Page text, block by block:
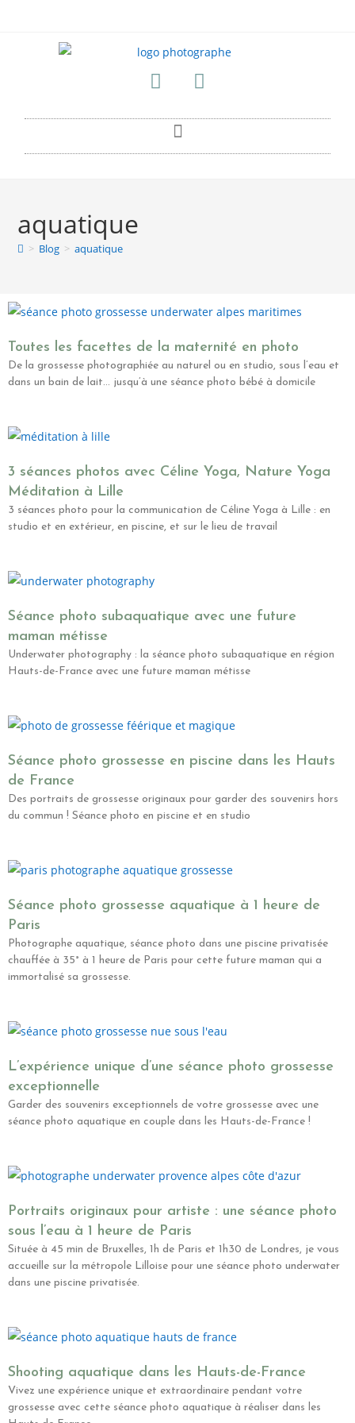
aquatique
> Blog > aquatique
Toutes les facettes de la maternité en photo
De la grossesse photographiée au naturel ou en studio, sous l’eau et
dans un bain de lait… jusqu’à une séance photo bébé à domicile
3 séances photos avec Céline Yoga, Nature Yoga
Méditation à Lille
3 séances photo pour la communication de Céline Yoga à Lille : en
studio et en extérieur, en piscine, et sur le lieu de travail
Séance photo subaquatique avec une future
maman métisse
Underwater photography : la séance photo subaquatique en région
Hauts-de-France avec une future maman métisse
Séance photo grossesse en piscine dans les Hauts
de France
Des portraits de grossesse originaux pour garder des souvenirs hors
du commun ! Séance photo en piscine et en studio
Séance photo grossesse aquatique à 1 heure de
Paris
Photographe aquatique, séance photo dans une piscine privatisée
chauffée à 35° à 1 heure de Paris pour cette future maman qui a
immortalisé sa grossesse.
L’expérience unique d’une séance photo grossesse
exceptionnelle
Garder des souvenirs exceptionnels de votre grossesse avec une
séance photo aquatique en couple dans les Hauts-de-France !
Portraits originaux pour artiste : une séance photo
sous l’eau à 1 heure de Paris
Située à 45 min de Bruxelles, 1h de Paris et 1h30 de Londres, je vous
accueille sur la métropole Lilloise pour une séance photo underwater
dans une piscine privatisée.
Shooting aquatique dans les Hauts-de-France
Vivez une expérience unique et extraordinaire pendant votre
grossesse avec cette séance photo aquatique à réaliser dans les